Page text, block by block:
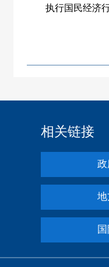
执行国民经济行
相关链接